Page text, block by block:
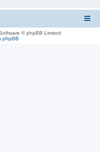
© phpBB Limited
phpBB